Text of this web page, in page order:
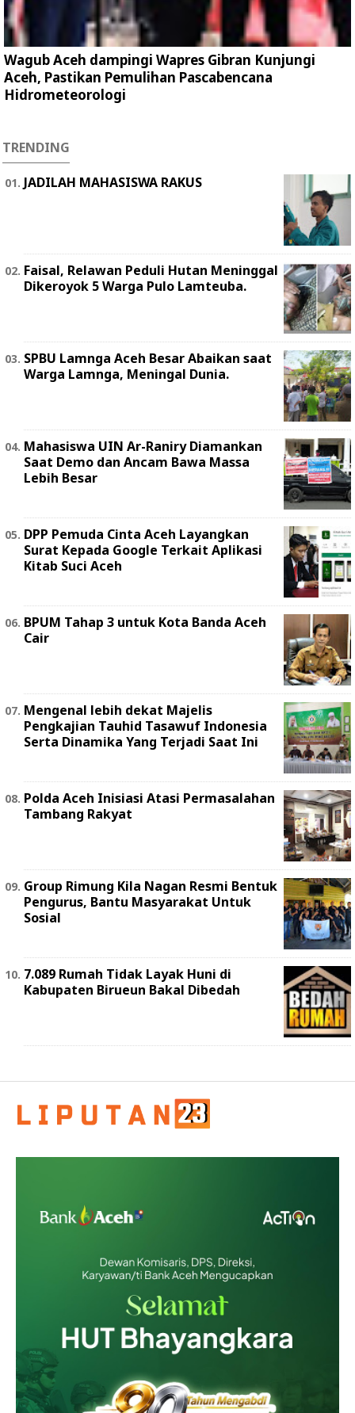
Wagub Aceh dampingi Wapres Gibran Kunjungi
Aceh, Pastikan Pemulihan Pascabencana
Hidrometeorologi
TRENDING
JADILAH MAHASISWA RAKUS
Faisal, Relawan Peduli Hutan Meninggal
Dikeroyok 5 Warga Pulo Lamteuba.
SPBU Lamnga Aceh Besar Abaikan saat
Warga Lamnga, Meningal Dunia.
Mahasiswa UIN Ar-Raniry Diamankan
Saat Demo dan Ancam Bawa Massa
Lebih Besar
DPP Pemuda Cinta Aceh Layangkan
Surat Kepada Google Terkait Aplikasi
Kitab Suci Aceh
BPUM Tahap 3 untuk Kota Banda Aceh
Cair
Mengenal lebih dekat Majelis
Pengkajian Tauhid Tasawuf Indonesia
Serta Dinamika Yang Terjadi Saat Ini
Polda Aceh Inisiasi Atasi Permasalahan
Tambang Rakyat
Group Rimung Kila Nagan Resmi Bentuk
Pengurus, Bantu Masyarakat Untuk
Sosial
7.089 Rumah Tidak Layak Huni di
Kabupaten Birueun Bakal Dibedah